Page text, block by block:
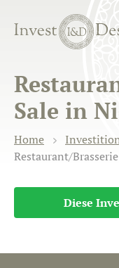
Sale in
Home
Restaurant/
Diese